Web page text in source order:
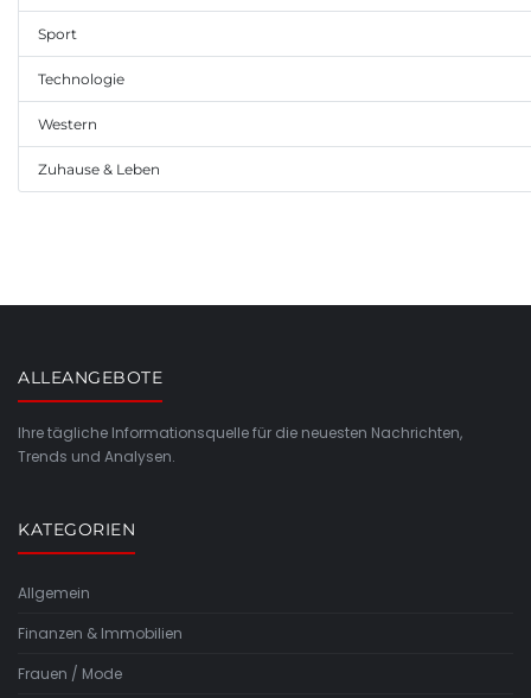
Sport
Technologie
Western
Zuhause & Leben
ALLEANGEBOTE
Ihre tägliche Informationsquelle für die neuesten Nachrichten,
Trends und Analysen.
KATEGORIEN
Allgemein
Finanzen & Immobilien
Frauen / Mode